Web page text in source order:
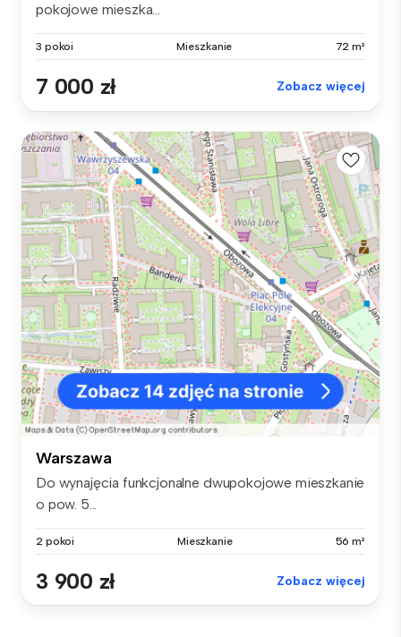
pokojowe mieszka...
3 pokoi Mieszkanie 72 m²
7 000 zł Zobacz więcej
Warszawa
Do wynajęcia funkcjonalne dwupokojowe mieszkanie
o pow. 5...
2 pokoi Mieszkanie 56 m²
3 900 zł Zobacz więcej